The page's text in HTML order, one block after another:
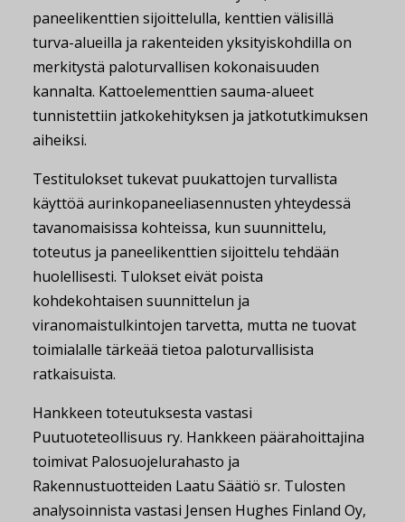
paneelikenttien sijoittelulla, kenttien välisillä
turva-alueilla ja rakenteiden yksityiskohdilla on
merkitystä paloturvallisen kokonaisuuden
kannalta. Kattoelementtien sauma-alueet
tunnistettiin jatkokehityksen ja jatkotutkimuksen
aiheiksi.
Testitulokset tukevat puukattojen turvallista
käyttöä aurinkopaneeliasennusten yhteydessä
tavanomaisissa kohteissa, kun suunnittelu,
toteutus ja paneelikenttien sijoittelu tehdään
huolellisesti. Tulokset eivät poista
kohdekohtaisen suunnittelun ja
viranomaistulkintojen tarvetta, mutta ne tuovat
toimialalle tärkeää tietoa paloturvallisista
ratkaisuista.
Hankkeen toteutuksesta vastasi
Puutuoteteollisuus ry. Hankkeen päärahoittajina
toimivat Palosuojelurahasto ja
Rakennustuotteiden Laatu Säätiö sr. Tulosten
analysoinnista vastasi Jensen Hughes Finland Oy,